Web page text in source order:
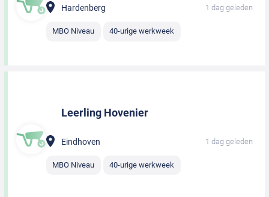
Hardenberg 1 dag geleden
MBO Niveau 40-urige werkweek
Leerling Hovenier
Eindhoven 1 dag geleden
MBO Niveau 40-urige werkweek